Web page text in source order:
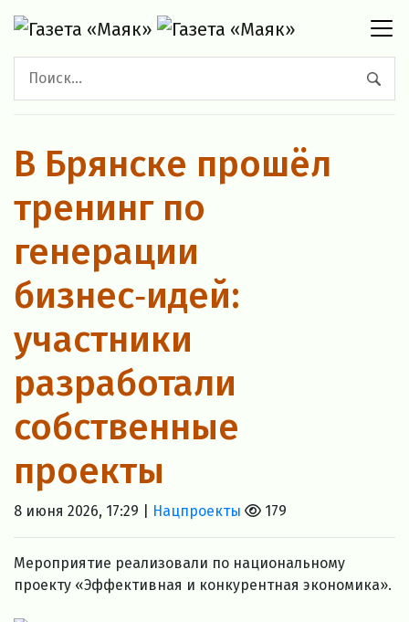
В Брянске прошёл
тренинг по
генерации
бизнес‑идей:
участники
разработали
собственные
проекты
8 июня 2026, 17:29 | Нацпроекты 179
Мероприятие реализовали по национальному
проекту «Эффективная и конкурентная экономика».